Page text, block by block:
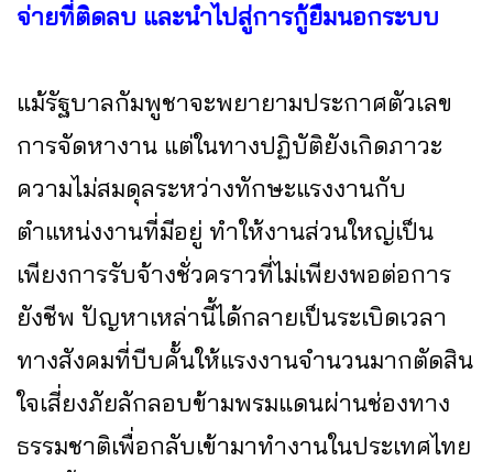
จ่ายที่ติดลบ และนำไปสู่การกู้ยืมนอกระบบ
แม้รัฐบาลกัมพูชาจะพยายามประกาศตัวเลข
การจัดหางาน แต่ในทางปฏิบัติยังเกิดภาวะ
ความไม่สมดุลระหว่างทักษะแรงงานกับ
ตำแหน่งงานที่มีอยู่ ทำให้งานส่วนใหญ่เป็น
เพียงการรับจ้างชั่วคราวที่ไม่เพียงพอต่อการ
ยังชีพ ปัญหาเหล่านี้ได้กลายเป็นระเบิดเวลา
ทางสังคมที่บีบคั้นให้แรงงานจำนวนมากตัดสิน
ใจเสี่ยงภัยลักลอบข้ามพรมแดนผ่านช่องทาง
ธรรมชาติเพื่อกลับเข้ามาทำงานในประเทศไทย